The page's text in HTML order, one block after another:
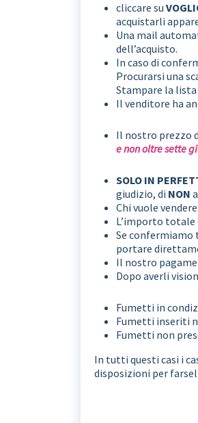
cliccare su
acquistarli
Una mail
dell’acquisto.
In caso di
Procurarsi una
Stampare la
Il venditore ha
Il nostro prezzo
e non oltre sette
SOLO IN
giudizio, di NON
Chi vuole
L’importo totale
Se confermiamo
portare
Il nostro
Dopo averli
Fumetti in
Fumetti inseriti
Fumetti non
In tutti questi casi i
disposizioni per